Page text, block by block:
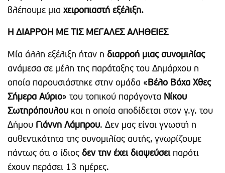
βλέπουμε μια χειροπιαστή εξέλιξη.
Η ΔΙΑΡΡΟΗ ΜΕ ΤΙΣ ΜΕΓΑΛΕΣ ΑΛΗΘΕΙΕΣ
Μία άλλη εξέλιξη ήταν ηδιαρροή μιας συνομιλίας
ανάμεσα σε μέλη της παράταξης του Δημάρχου η
οποία παρουσιάστηκε στην ομάδα «Βέλο Βόχα Χθες
Σήμερα Αύριο» του τοπικού παράγοντα Νίκου
Σωτηρόπουλου και η οποία αποδίδεται στον γ.γ. του
Δήμου Γιάννη Λάμπρου. Δεν μας είναι γνωστή η
αυθεντικότητα της συνομιλίας αυτής, γνωρίζουμε
πάντως ότι ο ίδιοςδεν την έχει διαψεύσειπαρότι
έχουν περάσει 13 ημέρες.